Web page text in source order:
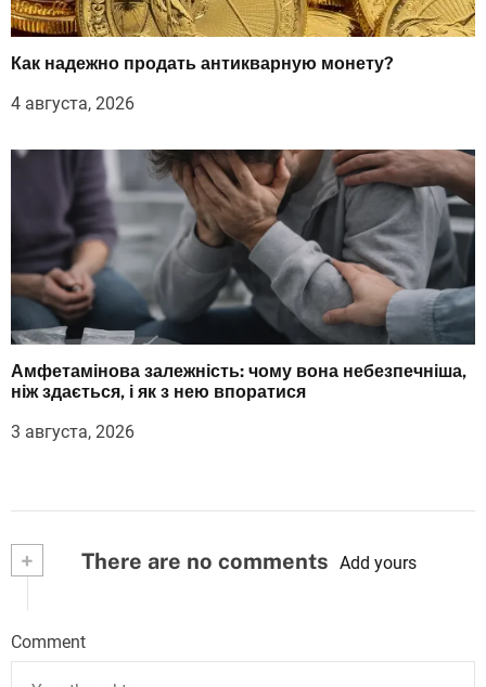
Как надежно продать антикварную монету?
4 августа, 2026
Амфетамінова залежність: чому вона небезпечніша,
ніж здається, і як з нею впоратися
3 августа, 2026
+ There are no comments Add yours
Comment